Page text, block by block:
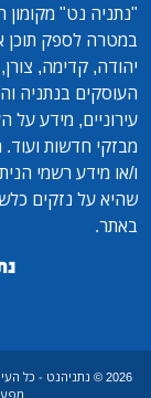
"נתניה נט"
במטרה לספק תוכן
יהודה, קדימה,
העוסקים בנתניה
עירוניים, מידע
מבזקי חדשות
ו/או מידע רשמי
שהיא על נזקים
באתר.
2026 © נתניהנט -